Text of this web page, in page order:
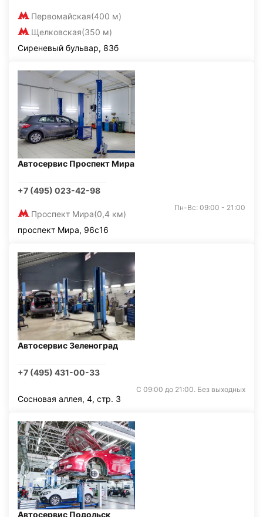
Первомайская(400 м)
Щелковская(350 м)
Сиреневый бульвар, 83б
Автосервис Проспект Мира
+7 (495) 023-42-98
Проспект Мира(0,4 км)
Пн-Вс: 09:00 - 21:00
проспект Мира, 96с16
Автосервис Зеленоград
+7 (495) 431-00-33
С 09:00 до 21:00. Без выходных
Сосновая аллея, 4, стр. 3
Автосервис Подольск